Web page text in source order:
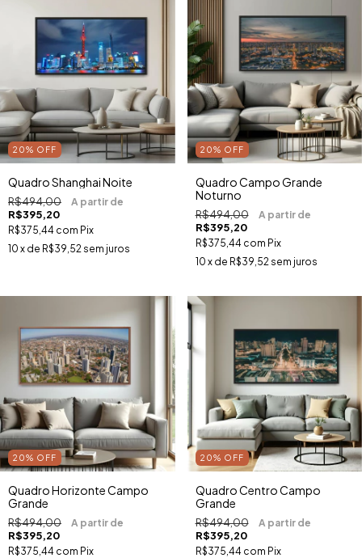
20% OFF
Quadro Shanghai Noite
R$494,00
R$395,20
R$375,44 com Pix
10 x de R$39,52 sem juros
20% OFF
Quadro Campo Grande
Noturno
R$494,00
R$395,20
R$375,44 com Pix
10 x de R$39,52 sem juros
20% OFF
Quadro Horizonte Campo
Grande
R$494,00
R$395,20
R$375,44 com Pix
20% OFF
Quadro Centro Campo
Grande
R$494,00
R$395,20
R$375,44 com Pix